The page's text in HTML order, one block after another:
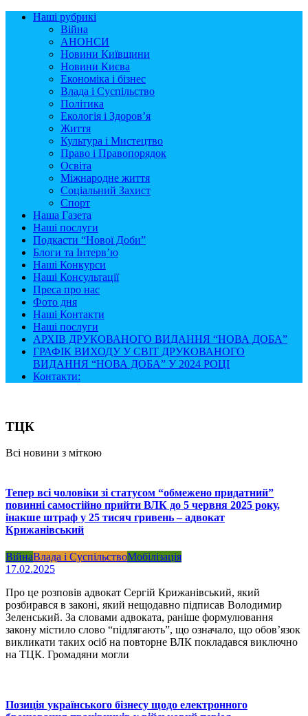
Наші рубрикі
Війна
АНОНСИ
Новини Київщини
Новини Києва
Економіка і бізнес
Влада і Суспільство
Політика
Екологія і Здоров’я
Життя
Культура і Мистецтво
Право і Правопорядок
Освіта
Міжнародне життя
Соціальний Захист
Спорт
Наша Газета
Наші послуги
Подкасти “Нової Доби”
Блоги та Інтерв’ю
Наші Конкурси
Наші Консультації
Преса про нас
Фото дня
Наші Контакти
Наші послуги
АРХІВ ДРУКОВАНОГО ВИДАННЯ “НОВА ДОБА”
ГРАФІК ВИХОДУ У СВІТ ДРУКОВАНОГО
ВИДАННЯ “НОВА ДОБА” У 2024 РОЦІ
Контакти:
ТЦК
Всі новини з міткою
Тепер всі чоловіки зі статусом “обмежено придатний”
повинні самостійно прийти ВЛК до 5 червня 2025 року,
інакше штраф у 25 тисяч гривень – адвокат
Крижанівський
ВійнаВлада і СуспільствоМобілізація
17.02.2025
Про це розповів адвокат Сергій Крижанівський, який
розбирався в законі, який нещодавно підписав Володимир
Зеленський. За словами адвоката, раніше формулювання
закону містило слово “підлягають”, що означало, що обов’язок
викликати таких осіб на повторне ВЛК покладався виключно
на ТЦК. Громадяни могли
Позиція українського бізнесу щодо електронного